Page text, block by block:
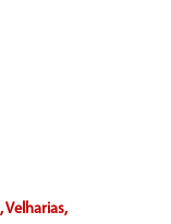
Velharias,